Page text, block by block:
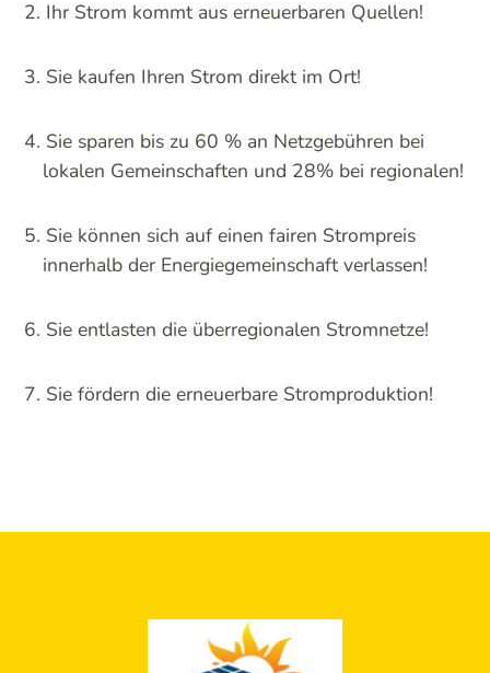
Ihr Strom kommt aus erneuerbaren Quellen!
Sie kaufen Ihren Strom direkt im Ort!
Sie sparen bis zu 60 % an Netzgebühren bei
lokalen Gemeinschaften und 28% bei regionalen!
Sie können sich auf einen fairen Strompreis
innerhalb der Energiegemeinschaft verlassen!
Sie entlasten die überregionalen Stromnetze!
Sie fördern die erneuerbare Stromproduktion!